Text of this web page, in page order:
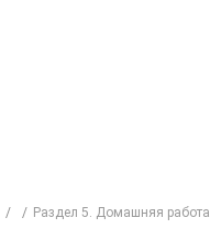
Раздел 5. Домашняя работа